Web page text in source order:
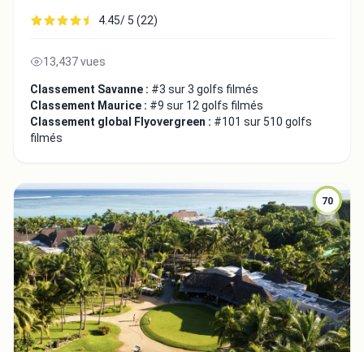
4.45/ 5 (22)
13,437 vues
Classement Savanne : #3 sur 3 golfs filmés
Classement Maurice : #9 sur 12 golfs filmés
Classement global Flyovergreen : #101 sur 510 golfs
filmés
70